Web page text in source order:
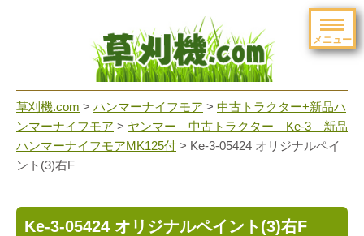
メニュー
草刈機.com > ハンマーナイフモア > 中古トラクター+新品ハ
ンマーナイフモア > ヤンマー 中古トラクター Ke-3 新品
ハンマーナイフモアMK125付 > Ke-3-05424 オリジナルペイ
ント(3)右F
Ke-3-05424 オリジナルペイント(3)右F